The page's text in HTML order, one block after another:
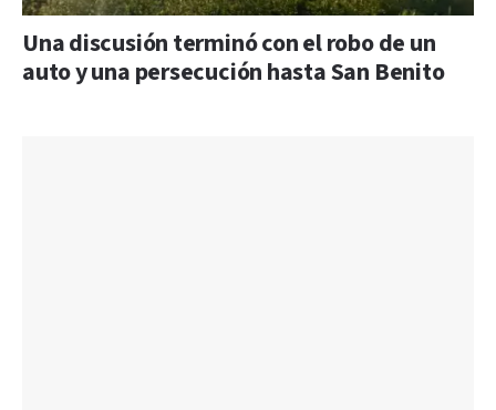
Una discusión terminó con el robo de un
auto y una persecución hasta San Benito